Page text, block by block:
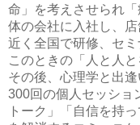
命」を考えさせられ
体の会社に入社し、
近く全国で研修、セ
このときの「人と人
その後、心理学と出
300回の個人セッショ
トーク」「自信を持